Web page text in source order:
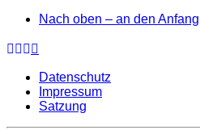
Nach oben – an den Anfang
Datenschutz
Impressum
Satzung